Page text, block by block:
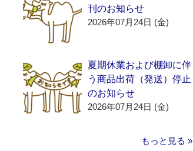
刊のお知らせ
2026年07月24日 (金)
夏期休業および棚卸に伴
う商品出荷（発送）停止
のお知らせ
2026年07月24日 (金)
もっと見る »